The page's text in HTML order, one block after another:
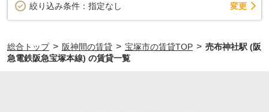
絞り込み条件： 指定なし 変更
総合トップ > 阪神間の賃貸 > 宝塚市の賃貸TOP > 売布神社駅 (阪
急電鉄阪急宝塚本線) の賃貸一覧